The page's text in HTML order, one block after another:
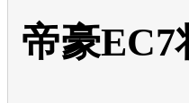
帝豪